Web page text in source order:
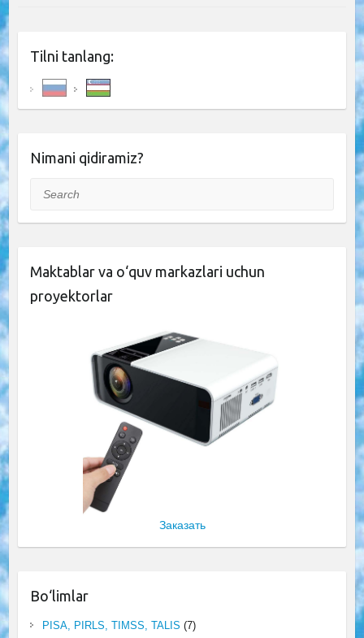
Tilni tanlang:
Nimani qidiramiz?
Search
Maktablar va o‘quv markazlari uchun
proyektorlar
Заказать
Bo‘limlar
PISA, PIRLS, TIMSS, TALIS (7)